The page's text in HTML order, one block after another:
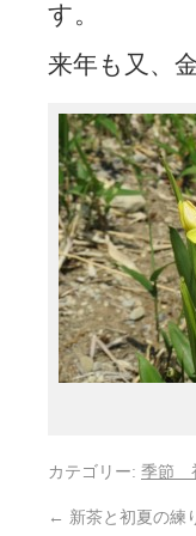
す。
来年も又、
カテゴリー: 季節
← 新茶と初夏の練